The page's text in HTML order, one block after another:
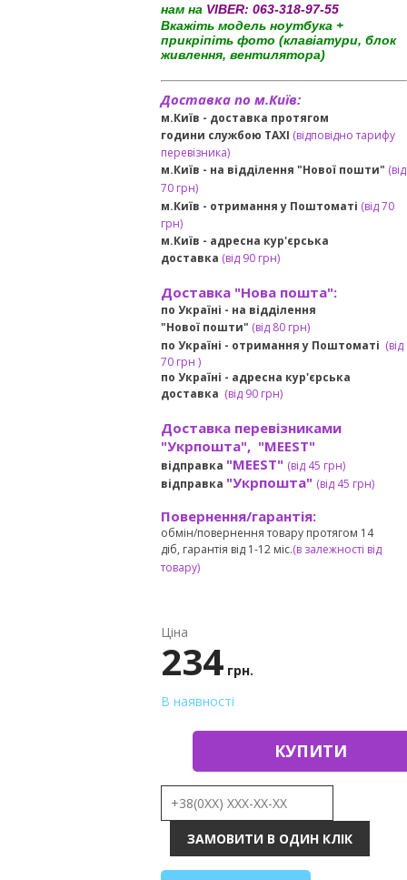
нам на VIBER: 063-318-97-55
Вкажіть модель ноутбука +
прикріпіть фото (клавіатури, блок
живлення, вентилятора)
Доставка по м.Київ:
м.Київ - доставка протягом
години службою TAXI (відповідно тарифу
перевізника)
м.Київ - на відділення "Нової пошти" (від
70 грн)
м.Київ - отримання у Поштоматі (від 70
грн)
м.Київ - адресна кур'єрська
доставка (від90 грн)
Доставка "Нова пошта":
по Україні - на відділення
"Нової пошти" (від 80 грн)
по Україні - отримання у Поштоматі (від
70 грн )
по Україні - адресна кур'єрська
доставка (від90 грн)
Доставка перевізниками
"Укрпошта", "MEEST"
відправка "MEEST" (від 45 грн)
відправка "Укрпошта" (від 45 грн)
Повернення/гарантія:
обмін/повернення товару протягом 14
діб, гарантія від 1-12 міс.(в залежності від
товару)
Ціна
234 грн.
В наявності
КУПИТИ